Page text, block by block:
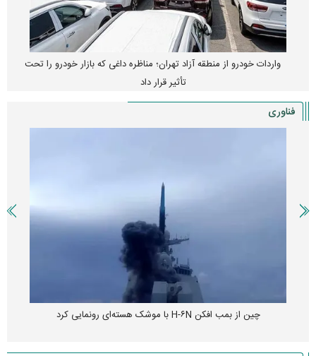
واردات خودرو از منطقه آزاد تهران؛ مناظره داغی که بازار خودرو را تحت
تأثیر قرار داد
فناوری
چین از بمب افکن H-۶N با موشک هسته‌ای رونمایی کرد